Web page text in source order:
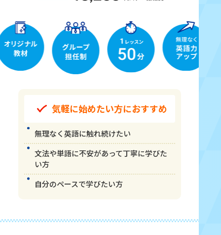
気軽に始めたい方におすすめ
無理なく英語に触れ続けたい
文法や単語に不安があって丁寧に学びた
い方
自分のペースで学びたい方